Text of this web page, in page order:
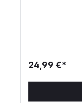
24,99 €*